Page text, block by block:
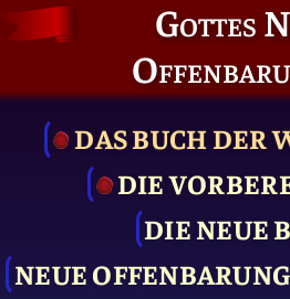
Gottes
DAS BUCH DER
DIE
DIE NEUE
NEUE